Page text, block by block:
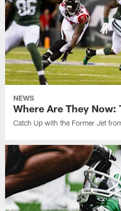
NEWS
Where Are They Now:
Catch Up with the Former Jet